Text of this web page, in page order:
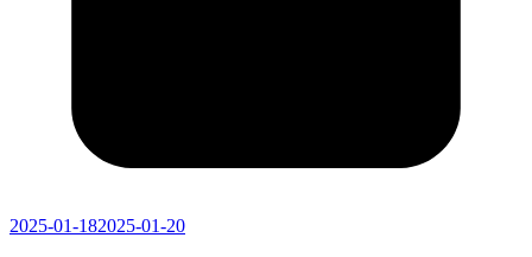
2025-01-182025-01-20